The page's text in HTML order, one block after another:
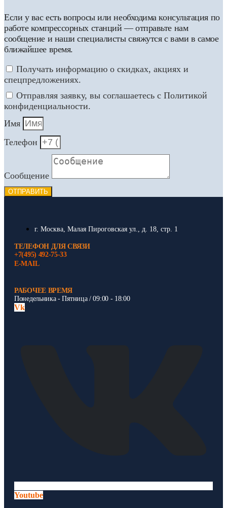
Если у вас есть вопросы или необходима консультация по
работе компрессорных станций — отправьте нам
сообщение и наши специалисты свяжутся с вами в самое
ближайшее время.
Получать информацию о скидках, акциях и
спецпредложениях.
Отправляя заявку, вы соглашаетесь с Политикой
конфиденциальности.
Имя
Телефон
Сообщение
ОТПРАВИТЬ
г. Москва, Малая Пироговская ул., д. 18, стр. 1
ТЕЛЕФОН ДЛЯ СВЯЗИ
+7(495) 492-75-33
E-MAIL
РАБОЧЕЕ ВРЕМЯ
Понедельника - Пятница / 09:00 - 18:00
Vk
Youtube